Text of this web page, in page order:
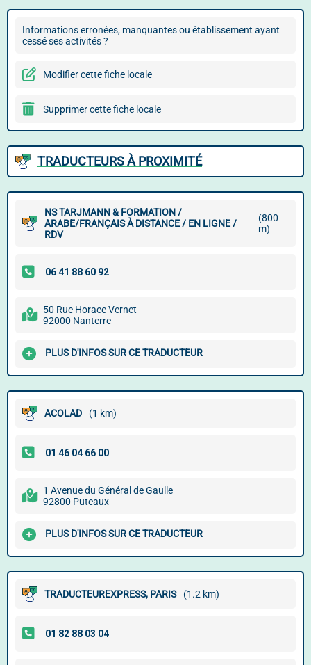
Informations erronées, manquantes ou établissement ayant
cessé ses activités ?
Modifier cette fiche locale
Supprimer cette fiche locale
TRADUCTEURS À PROXIMITÉ
NS TARJMANN & FORMATION /
ARABE/FRANÇAIS À DISTANCE / EN LIGNE /
RDV
(800
m)
50 Rue Horace Vernet
92000 Nanterre
PLUS D'INFOS SUR CE TRADUCTEUR
ACOLAD (1 km)
1 Avenue du Général de Gaulle
92800 Puteaux
PLUS D'INFOS SUR CE TRADUCTEUR
TRADUCTEUREXPRESS, PARIS (1.2 km)